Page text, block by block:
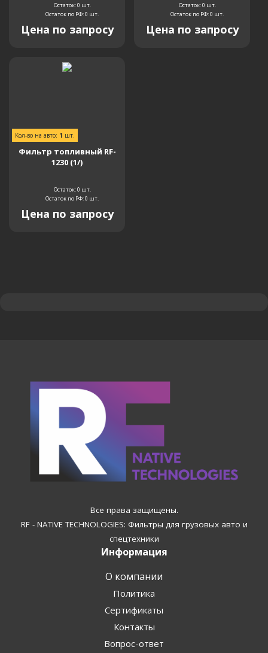
Остаток: 0 шт.
Остаток по РФ: 0 шт.
Цена по запросу
Остаток: 0 шт.
Остаток по РФ: 0 шт.
Цена по запросу
Кол-во на авто: 1 шт.
Фильтр топливный RF-
1230 (1/)
Остаток: 0 шт.
Остаток по РФ: 0 шт.
Цена по запросу
Все права защищены.
RF - NATIVE TECHNOLOGIES: Фильтры для грузовых авто и
спецтехники
Информация
О компании
Политика
Сертификаты
Контакты
Вопрос-ответ